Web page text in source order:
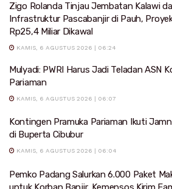
Zigo Rolanda Tinjau Jembatan Kalawi
Infrastruktur Pascabanjir di Pauh,
Rp25,4 Miliar Dikawal
KAMIS, 6 AGUSTUS 2026 | 06:24
Mulyadi: PWRI Harus Jadi Teladan ASN
Pariaman
KAMIS, 6 AGUSTUS 2026 | 06:07
Kontingen Pramuka Pariaman Ikuti
di Buperta Cibubur
KAMIS, 6 AGUSTUS 2026 | 06:04
Pemko Padang Salurkan 6.000 Paket